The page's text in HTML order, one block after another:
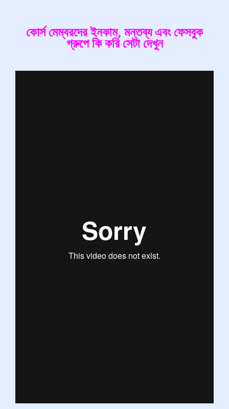
কোর্স মেম্বরদের ইনকাম, মন্তব্য এবং ফেসবুক
গ্রুপে কি করি সেটা দেখুন